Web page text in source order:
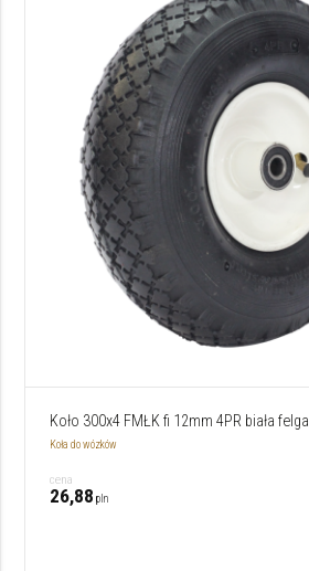
Koło 300x4 FMŁK fi 12mm 4PR biała felga
Koła do wózków
cena
26,88 pln